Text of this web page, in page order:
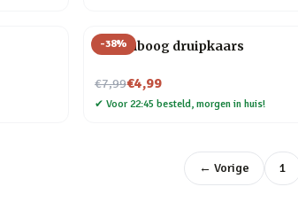
-38%
Regenboog druipkaars
€7,99
Nu voor€4,99
✔ Voor 22:45 besteld, morgen in huis!
← Vorige 1